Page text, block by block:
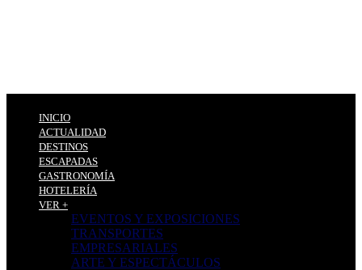
INICIO
ACTUALIDAD
DESTINOS
ESCAPADAS
GASTRONOMÍA
HOTELERÍA
VER +
EVENTOS Y EXPOSICIONES
TRANSPORTES
EMPRESARIALES
ARTE Y ESPECTÁCULOS